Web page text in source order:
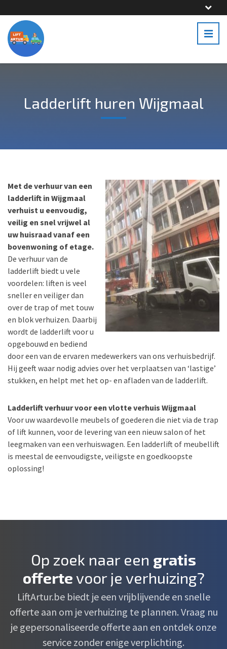
Ladderlift huren Wijgmaal
Met de verhuur van een
ladderlift in Wijgmaal
verhuist u eenvoudig,
veilig en snel vrijwel al
uw huisraad vanaf een
bovenwoning of etage.
De verhuur van de
ladderlift biedt u vele
voordelen: liften is veel
sneller en veiliger dan
over de trap of met touw
en blok verhuizen. Daarbij
wordt de ladderlift voor u
opgebouwd en bediend
door een van de ervaren medewerkers van ons verhuisbedrijf.
Hij geeft waar nodig advies over het verplaatsen van ‘lastige’
stukken, en helpt met het op- en afladen van de ladderlift.
Ladderlift verhuur voor een vlotte verhuis Wijgmaal
Voor uw waardevolle meubels of goederen die niet via de trap
of lift kunnen, voor de levering van een nieuw salon of het
leegmaken van een verhuiswagen. Een ladderlift of meubellift
is meestal de eenvoudigste, veiligste en goedkoopste
oplossing!
Op zoek naar een gratis
offertevoor je verhuizing?
LiftArtur.be biedt je een vrijblijvende en snelle
offerte aan om je verhuizing te plannen. Vraag nu
je gepersonaliseerde offerte aan en ontdek onze
service zonder enige verplichting.